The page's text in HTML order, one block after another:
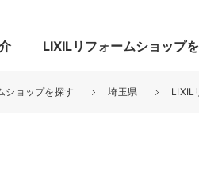
LIXILリフォームショップ
ショップを探す 埼玉県 LIXIL